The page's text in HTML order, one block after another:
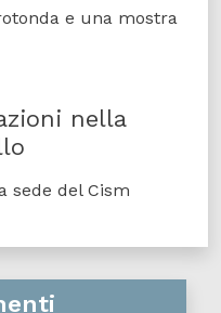
e una mostra
nella
sede del Cism